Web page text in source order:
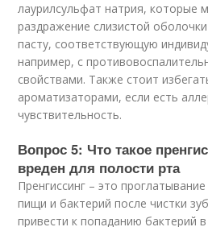
лаурилсульфат натрия, которые
раздражение слизистой
пасту, соответствующую
например, с
свойствами. Также стоит
ароматизаторами, если есть
чувствительность.
Вопрос 5: Что такое
вреден для полости рта
Пренгиссинг – это
пищи и бактерий после чистки
привести к попаданию бактерий